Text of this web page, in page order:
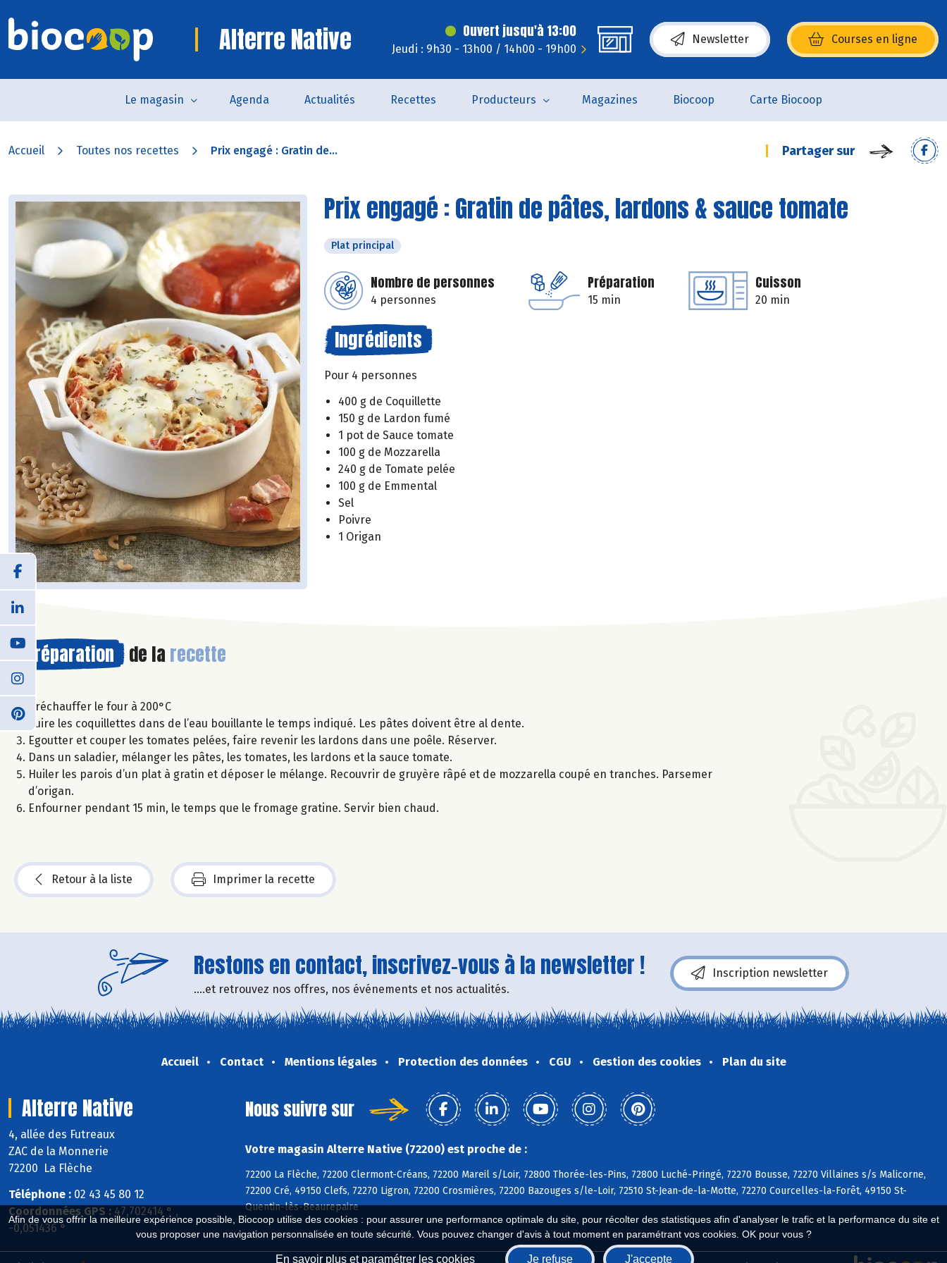
Afin de vous offrir la meilleure expérience possible, Biocoop utilise des cookies : pour assurer une performance optimale du site, pour récolter des statistiques afin d'analyser le trafic et la performance du site et
vous proposer une navigation personnalisée en toute sécurité. Vous pouvez changer d'avis à tout moment en paramétrant vos cookies. OK pour vous ?
En savoir plus et paramétrer les cookies Je refuse J'accepte
Alterre Native Ouvert jusqu'à 13:00
Jeudi : 9h30 - 13h00 / 14h00 - 19h00
Newsletter Courses en ligne
(s’ouvre dans une nouvelle fenêtre)
Le magasin Agenda Actualités Recettes Producteurs Magazines Biocoop Carte Biocoop
Accueil Toutes nos recettes Prix engagé : Gratin de... Partager sur
Prix engagé : Gratin de pâtes, lardons & sauce tomate
Plat principal
Nombre de personnes
4 personnes
Préparation
15 min
Cuisson
20 min
Ingrédients
Pour 4 personnes
400 g de Coquillette
150 g de Lardon fumé
1 pot de Sauce tomate
100 g de Mozzarella
240 g de Tomate pelée
100 g de Emmental
Sel
Poivre
1 Origan
Préparation de la recette
Préchauffer le four à 200°C
Cuire les coquillettes dans de l’eau bouillante le temps indiqué. Les pâtes doivent être al dente.
Egoutter et couper les tomates pelées, faire revenir les lardons dans une poêle. Réserver.
Dans un saladier, mélanger les pâtes, les tomates, les lardons et la sauce tomate.
Huiler les parois d’un plat à gratin et déposer le mélange. Recouvrir de gruyère râpé et de mozzarella coupé en tranches. Parsemer
d’origan.
Enfourner pendant 15 min, le temps que le fromage gratine. Servir bien chaud.
Retour à la liste Imprimer la recette
Restons en contact, inscrivez-vous à la newsletter !
....et retrouvez nos offres, nos événements et nos actualités.
Inscription newsletter
Accueil Contact Mentions légales Protection des données CGU Gestion des cookies Plan du site
Alterre Native
4, allée des Futreaux
ZAC de la Monnerie
72200 La Flèche
Téléphone : 02 43 45 80 12
Coordonnées GPS : 47,702414 ° ,
-0,051436 °
Nous suivre sur
Votre magasin Alterre Native (72200) est proche de :
72200 La Flèche, 72200 Clermont-Créans, 72200 Mareil s/Loir, 72800 Thorée-les-Pins, 72800 Luché-Pringé, 72270 Bousse, 72270 Villaines s/s Malicorne,
72200 Cré, 49150 Clefs, 72270 Ligron, 72200 Crosmières, 72200 Bazouges s/le-Loir, 72510 St-Jean-de-la-Motte, 72270 Courcelles-la-Forêt, 49150 St-
Quentin-lès-Beaurepaire